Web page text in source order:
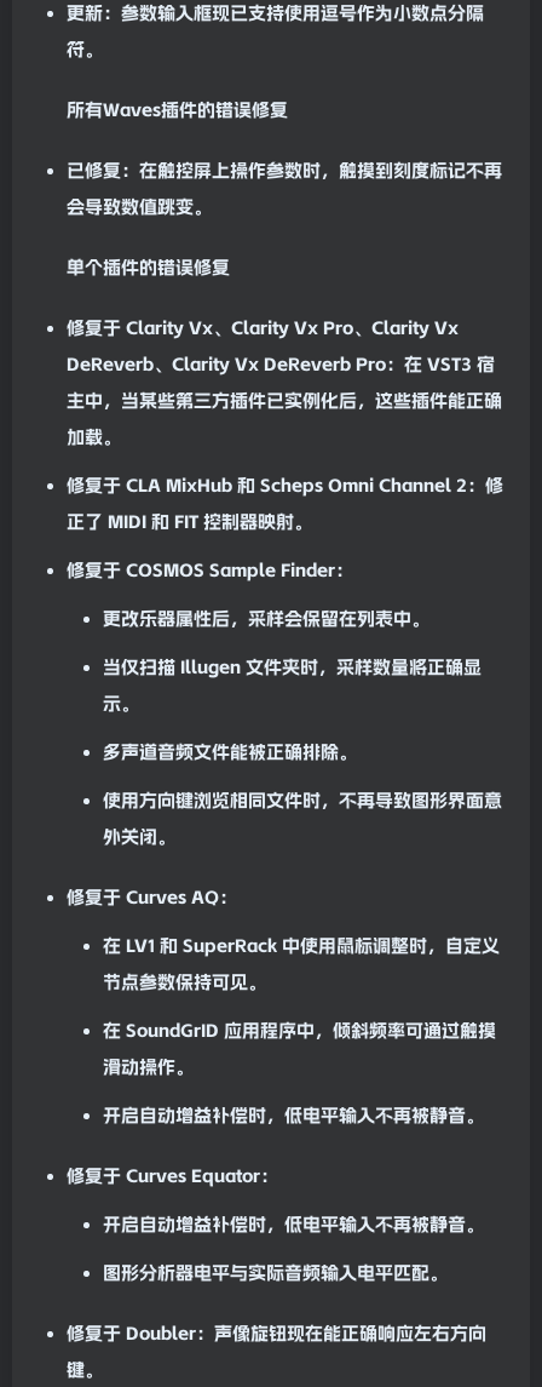
更新：参数输入框现已支持使用逗号作为小数点分隔
符。
所有Waves插件的错误修复
已修复：在触控屏上操作参数时，触摸到刻度标记不再
会导致数值跳变。
单个插件的错误修复
修复于 Clarity Vx、 Clarity Vx Pro、 Clarity Vx
DeReverb、 Clarity Vx DeReverb Pro：在 VST3 宿
主中，当某些第三方插件已实例化后，这些插件能正确
加载。
修复于 CLA MixHub 和 Scheps Omni Channel 2：修
正了 MIDI 和 FIT 控制器映射。
修复于 COSMOS Sample Finder：
更改乐器属性后，采样会保留在列表中。
当仅扫描 Illugen 文件夹时，采样数量将正确显
示。
多声道音频文件能被正确排除。
使用方向键浏览相同文件时，不再导致图形界面意
外关闭。
修复于 Curves AQ：
在 LV1 和 SuperRack 中使用鼠标调整时，自定义
节点参数保持可见。
在 SoundGrID 应用程序中，倾斜频率可通过触摸
滑动操作。
开启自动增益补偿时，低电平输入不再被静音。
修复于 Curves Equator：
开启自动增益补偿时，低电平输入不再被静音。
图形分析器电平与实际音频输入电平匹配。
修复于 Doubler：声像旋钮现在能正确响应左右方向
键。